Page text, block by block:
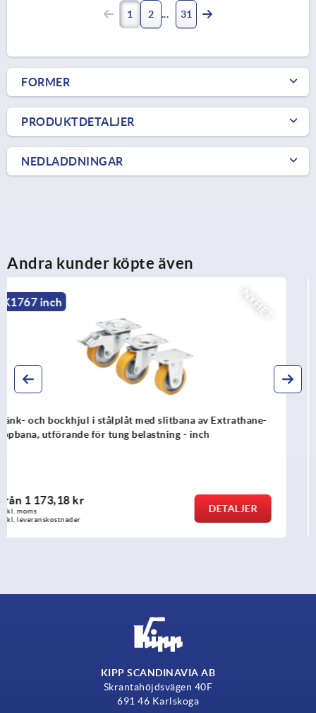
1 2 31
FORMER
PRODUKTDETALJER
NEDLADDNINGAR
Andra kunder köpte även
K2590 inch
Länk- och bockhjul i stålplåt med polyamidhjul,
utförande för tung belastning - inch
från1 048,63 kr
exkl. moms
exkl. leveranskostnader
DETALJER
KIPP SCANDINAVIA AB
Skrantahöjdsvägen 40F
691 46 Karlskoga